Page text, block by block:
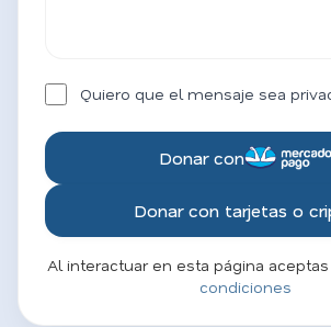
Quiero que el mensaje sea
Donar con
Donar con tarjetas o
Al interactuar en esta página
condiciones